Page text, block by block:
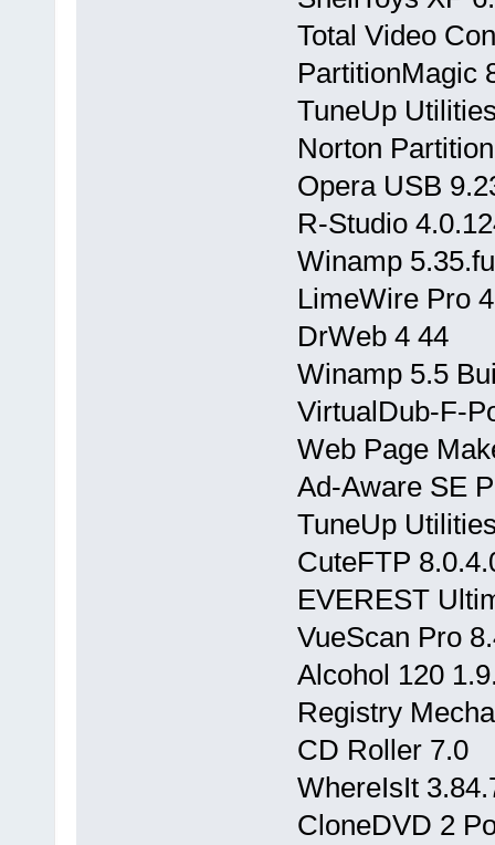
Total Video
PartitionMagic
TuneUp
Norton
Opera USB
R-Studio
Winamp
LimeWire Pro
DrWeb 4 44
Winamp 5.5
VirtualDub-F-
Web Page
Ad-Aware SE
TuneUp
CuteFTP
EVEREST
VueScan Pro
Alcohol 120
Registry
CD Roller 7.0
WhereIsIt
CloneDVD 2